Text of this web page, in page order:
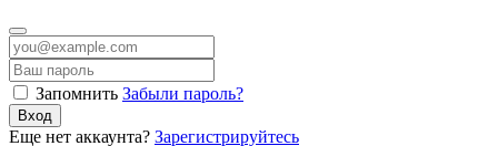
Запомнить Забыли пароль?
Вход
Еще нет аккаунта? Зарегистрируйтесь